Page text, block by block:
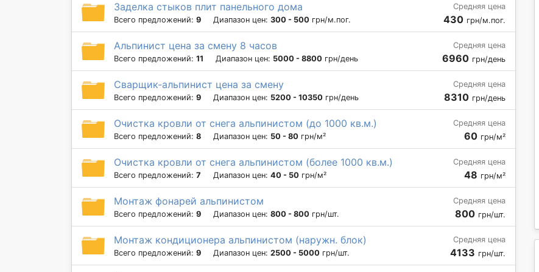
Заделка стыков плит панельного дома
Всего предложений: 9 Диапазон цен: 300 - 500 грн/м.пог.
Средняя цена
430 грн/м.пог.
Альпинист цена за смену 8 часов
Всего предложений: 11 Диапазон цен: 5000 - 8800 грн/день
Средняя цена
6960 грн/день
Сварщик-альпинист цена за смену
Всего предложений: 9 Диапазон цен: 5200 - 10350 грн/день
Средняя цена
8310 грн/день
Очистка кровли от снега альпинистом (до 1000 кв.м.)
Всего предложений: 8 Диапазон цен: 50 - 80 грн/м²
Средняя цена
60 грн/м²
Очистка кровли от снега альпинистом (более 1000 кв.м.)
Всего предложений: 7 Диапазон цен: 40 - 50 грн/м²
Средняя цена
48 грн/м²
Монтаж фонарей альпинистом
Всего предложений: 9 Диапазон цен: 800 - 800 грн/шт.
Средняя цена
800 грн/шт.
Монтаж кондиционера альпинистом (наружн. блок)
Всего предложений: 9 Диапазон цен: 2500 - 5000 грн/шт.
Средняя цена
4133 грн/шт.